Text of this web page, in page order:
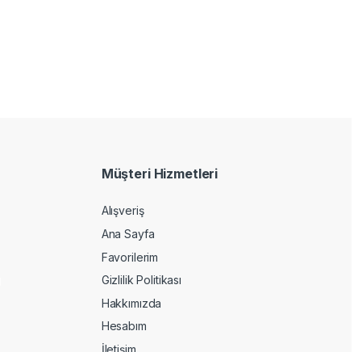
Müşteri Hizmetleri
Alışveriş
Ana Sayfa
Favorilerim
Gizlilik Politikası
Hakkımızda
Hesabım
İletişim